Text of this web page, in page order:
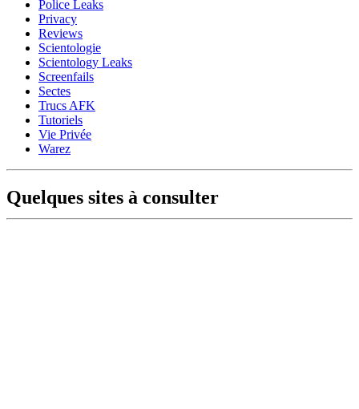
Police Leaks
Privacy
Reviews
Scientologie
Scientology Leaks
Screenfails
Sectes
Trucs AFK
Tutoriels
Vie Privée
Warez
Quelques sites à consulter